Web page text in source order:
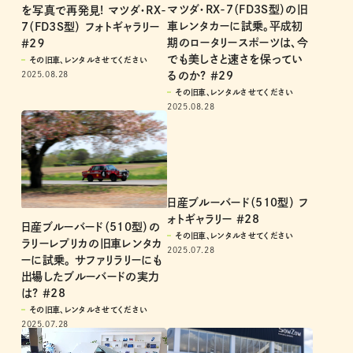
を写真で再発見! マツダ・RX-
7（FD3S型） フォトギャラリー
＃2９
その旧車、レンタルさせてください
2025.08.28
マツダ・RX-7（FD3S型）の旧
車レンタカーに試乗。平成初
期のロータリースポーツは、今
でも美しさと速さを保ってい
るのか? ＃29
その旧車、レンタルさせてください
2025.08.28
日産ブルーバード（510型）の
ラリーレプリカの旧車レンタカ
ーに試乗。 サファリラリーにも
出場したブルーバードの実力
は? ＃28
その旧車、レンタルさせてください
2025.07.28
日産ブルーバード（510型） フ
ォトギャラリー ＃28
その旧車、レンタルさせてください
2025.07.28